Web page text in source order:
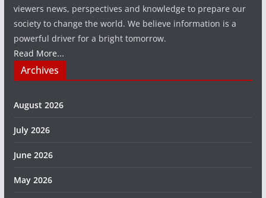
viewers news, perspectives and knowledge to prepare our
society to change the world. We believe information is a
powerful driver for a bright tomorrow.
Read More...
Archives
August 2026
July 2026
June 2026
May 2026